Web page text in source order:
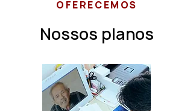
OFERECEMOS
Nossos planos